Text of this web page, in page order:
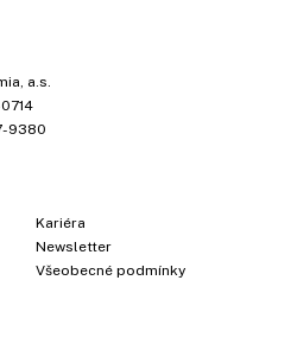
a.s.
9380
Kariéra
Newsletter
Všeobecné podmínky